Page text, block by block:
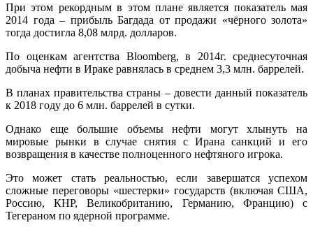
При этом рекордным в этом плане является показатель мая
2014 года – прибыль Багдада от продажи «чёрного золота»
тогда достигла 8,08 млрд. долларов.
По оценкам агентства Bloomberg, в 2014г. среднесуточная
добыча нефти в Ираке равнялась в среднем 3,3 млн. баррелей.
В планах правительства страны – довести данный показатель
к 2018 году до 6 млн. баррелей в сутки.
Однако еще большие объемы нефти могут хлынуть на
мировые рынки в случае снятия с Ирана санкций и его
возвращения в качестве полноценного нефтяного игрока.
Это может стать реальностью, если завершатся успехом
сложные переговоры «шестерки» государств (включая США,
Россию, КНР, Великобританию, Германию, Францию) с
Тегераном по ядерной программе.